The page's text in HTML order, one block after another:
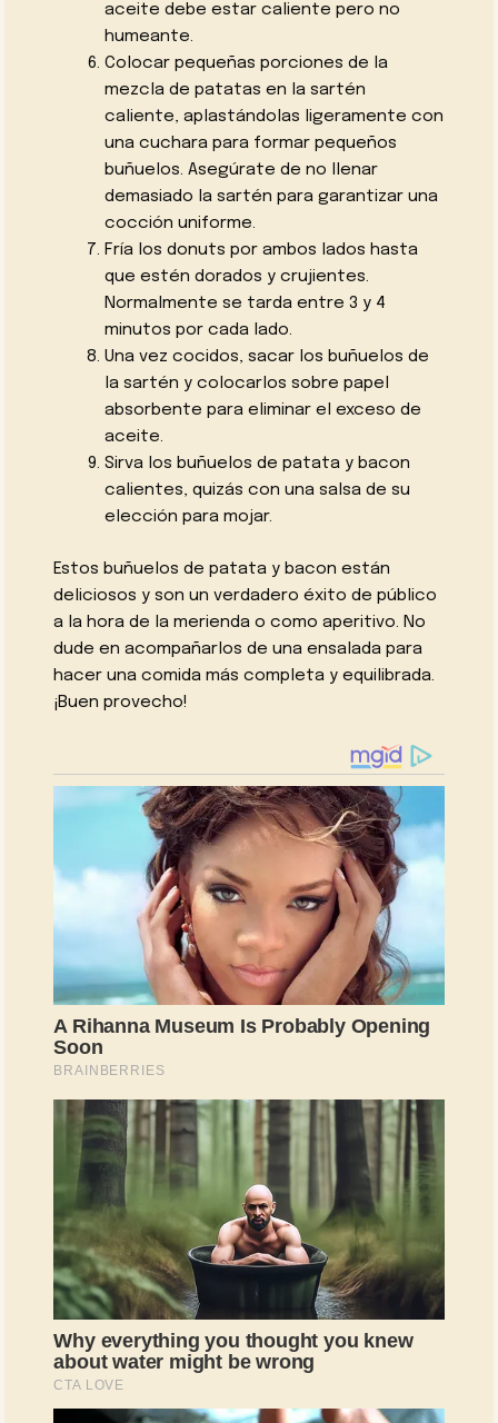
aceite debe estar caliente pero no
humeante.
Colocar pequeñas porciones de la
mezcla de patatas en la sartén
caliente, aplastándolas ligeramente con
una cuchara para formar pequeños
buñuelos. Asegúrate de no llenar
demasiado la sartén para garantizar una
cocción uniforme.
Fría los donuts por ambos lados hasta
que estén dorados y crujientes.
Normalmente se tarda entre 3 y 4
minutos por cada lado.
Una vez cocidos, sacar los buñuelos de
la sartén y colocarlos sobre papel
absorbente para eliminar el exceso de
aceite.
Sirva los buñuelos de patata y bacon
calientes, quizás con una salsa de su
elección para mojar.
Estos buñuelos de patata y bacon están
deliciosos y son un verdadero éxito de público
a la hora de la merienda o como aperitivo. No
dude en acompañarlos de una ensalada para
hacer una comida más completa y equilibrada.
¡Buen provecho!